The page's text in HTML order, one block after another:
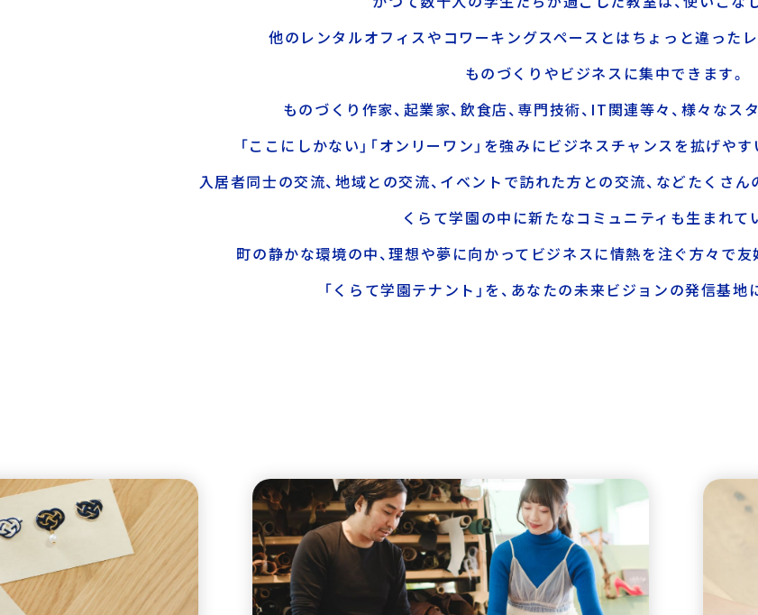
他のレンタルオフィスやコワーキングスペースとはちょっと違った
ものづくりやビジネスに集中できます。
ものづくり作家、起業家、飲食店、専門技術、IT関連等々、様々なス
「ここにしかない」「オンリーワン」を強みにビジネスチャンスを拡げや
入居者同士の交流、地域との交流、イベントで訪れた方との交流、などたくさ
くらて学園の中に新たなコミュニティも生まれて
町の静かな環境の中、理想や夢に向かってビジネスに情熱を注ぐ方々で
「くらて学園テナント」を、あなたの未来ビジョンの発信基地